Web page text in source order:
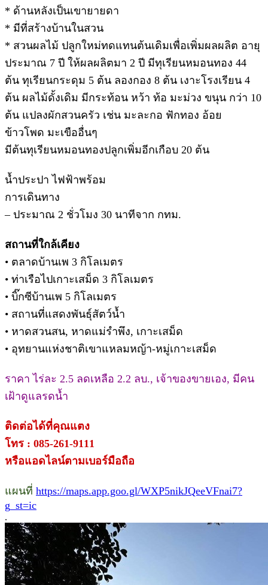
* ด้านหลังเป็นเขายายดา
* มีที่สร้างบ้านในสวน
* สวนผลไม้ ปลูกใหม่ทดแทนต้นเดิมเพื่อเพิ่มผลผลิต อายุ
ประมาณ 7 ปี ให้ผลผลิตมา 2 ปี มีทุเรียนหมอนทอง 44
ต้น ทุเรียนกระดุม 5 ต้น ลองกอง 8 ต้น เงาะโรงเรียน 4
ต้น ผลไม้ดั้งเดิม มีกระท้อน หว้า ท้อ มะม่วง ขนุน กว่า 10
ต้น แปลงผักสวนครัว เช่น มะละกอ ฟักทอง อ้อย
ข้าวโพด มะเขืออื่นๆ
มีต้นทุเรียนหมอนทองปลูกเพิ่มอีกเกือบ 20 ต้น
น้ำประปา ไฟฟ้าพร้อม
การเดินทาง
– ประมาณ 2 ชั่วโมง 30 นาทีจาก กทม.
สถานที่ใกล้เคียง
• ตลาดบ้านเพ 3 กิโลเมตร
• ท่าเรือไปเกาะเสม็ด 3 กิโลเมตร
• บิ๊กซีบ้านเพ 5 กิโลเมตร
• สถานที่แสดงพันธุ์สัตว์น้ำ
• หาดสวนสน, หาดแม่รำพึง, เกาะเสม็ด
• อุทยานแห่งชาติเขาแหลมหญ้า-หมู่เกาะเสม็ด
ราคา ไร่ละ 2.5 ลดเหลือ 2.2 ลบ., เจ้าของขายเอง, มีคน
เฝ้าดูแลรดน้ำ
ติดต่อได้ที่คุณแตง
โทร : 085-261-9111
หรือแอดไลน์ตามเบอร์มือถือ
แผนที่ https://maps.app.goo.gl/WXP5nikJQeeVFnai7?
g_st=ic
.